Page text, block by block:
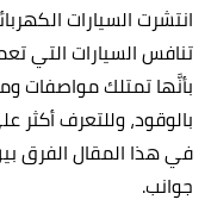
انتشرتالسيارات
تنافس السيارات التي
بأنَّها تمتلك مواصفات
بالوقود، وللتعرف
في هذا المقال الفرق
جوانب.